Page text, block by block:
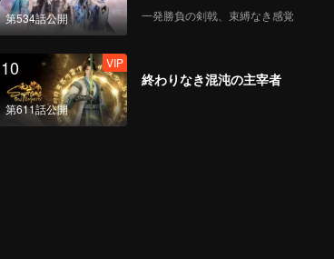
第534話公開 一発勝負の剣戟、束縛なき感覚
10
第611話公開
VIP
終わりなき混沌の主宰者